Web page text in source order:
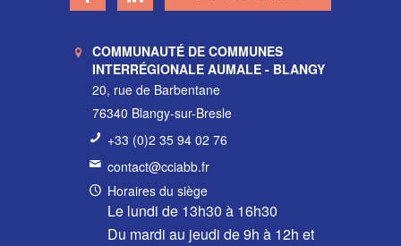
COMMUNAUTÉ DE COMMUNES
INTERRÉGIONALE AUMALE - BLANGY
20, rue de Barbentane
76340 Blangy-sur-Bresle
+33 (0)2 35 94 02 76
contact@cciabb.fr
Horaires du siège
Le lundi de 13h30 à 16h30
Du mardi au jeudi de 9h à 12h et